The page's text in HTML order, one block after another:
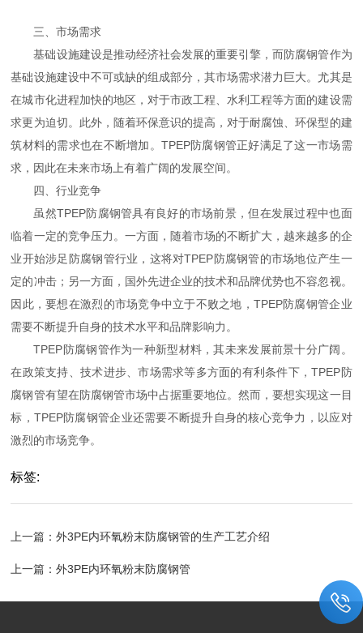
三、市场需求
基础设施建设是推动经济社会发展的重要引擎，而防腐钢管作为
基础设施建设中不可或缺的组成部分，其市场需求潜力巨大。尤其是
在城市化进程加快的地区，对于市政工程、水利工程等方面的建设需
求更为迫切。此外，随着环保意识的提高，对于耐腐蚀、环保型的建
筑材料的需求也在不断增加。TPEP防腐钢管正好满足了这一市场需
求，因此在未来市场上有着广阔的发展空间。
四、行业竞争
虽然TPEP防腐钢管具有良好的市场前景，但在发展过程中也面
临着一定的竞争压力。一方面，随着市场的不断扩大，越来越多的企
业开始涉足防腐钢管行业，这将对TPEP防腐钢管的市场地位产生一
定的冲击；另一方面，国外先进企业的技术和品牌优势也不容忽视。
因此，要想在激烈的市场竞争中立于不败之地，TPEP防腐钢管企业
需要不断提升自身的技术水平和品牌影响力。
TPEP防腐钢管作为一种新型材料，其未来发展前景十分广阔。
在政策支持、技术进步、市场需求等多方面的有利条件下，TPEP防
腐钢管有望在防腐钢管市场中占据重要地位。然而，要想实现这一目
标，TPEP防腐钢管企业还需要不断提升自身的核心竞争力，以应对
激烈的市场竞争。
标签:
上一篇：外3PE内环氧粉末防腐钢管的生产工艺介绍
上一篇：外3PE内环氧粉末防腐钢管